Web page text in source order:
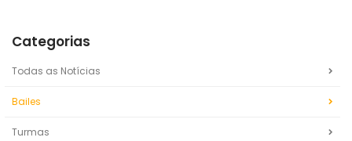
Categorias
Todas as Notícias
Bailes
Turmas